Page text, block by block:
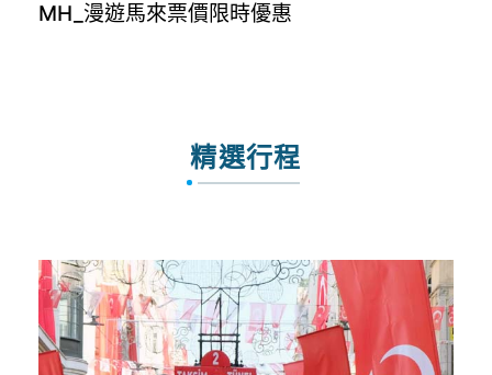
MH_漫遊馬來票價限時優惠
精選行程